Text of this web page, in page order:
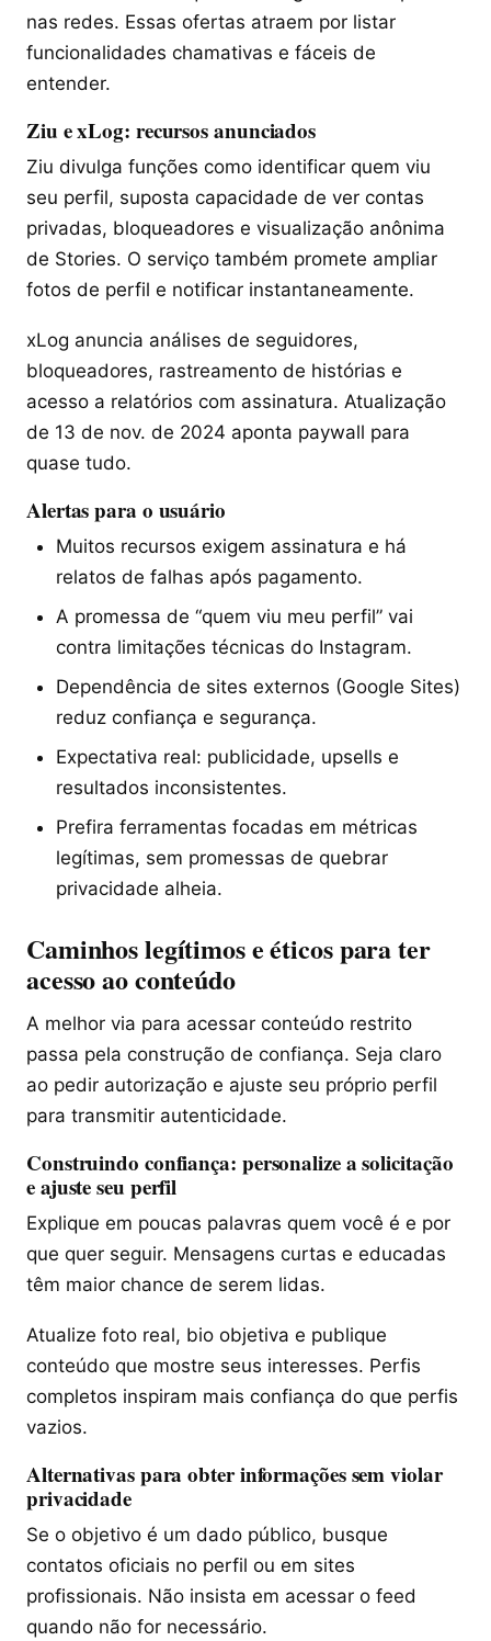
nas redes. Essas ofertas atraem por listar
funcionalidades chamativas e fáceis de
entender.
Ziu e xLog: recursos anunciados
Ziu divulga funções como identificar quem viu
seu perfil, suposta capacidade de ver contas
privadas, bloqueadores e visualização anônima
de Stories. O serviço também promete ampliar
fotos de perfil e notificar instantaneamente.
xLog anuncia análises de seguidores,
bloqueadores, rastreamento de histórias e
acesso a relatórios com assinatura. Atualização
de 13 de nov. de 2024 aponta paywall para
quase tudo.
Alertas para o usuário
Muitos recursos exigem assinatura e há
relatos de falhas após pagamento.
A promessa de “quem viu meu perfil” vai
contra limitações técnicas do Instagram.
Dependência de sites externos (Google Sites)
reduz confiança e segurança.
Expectativa real: publicidade, upsells e
resultados inconsistentes.
Prefira ferramentas focadas em métricas
legítimas, sem promessas de quebrar
privacidade alheia.
Caminhos legítimos e éticos para ter
acesso ao conteúdo
A melhor via para acessar conteúdo restrito
passa pela construção de confiança. Seja claro
ao pedir autorização e ajuste seu próprio perfil
para transmitir autenticidade.
Construindo confiança: personalize a solicitação
e ajuste seu perfil
Explique em poucas palavras quem você é e por
que quer seguir. Mensagens curtas e educadas
têm maior chance de serem lidas.
Atualize foto real, bio objetiva e publique
conteúdo que mostre seus interesses. Perfis
completos inspiram mais confiança do que perfis
vazios.
Alternativas para obter informações sem violar
privacidade
Se o objetivo é um dado público, busque
contatos oficiais no perfil ou em sites
profissionais. Não insista em acessar o feed
quando não for necessário.